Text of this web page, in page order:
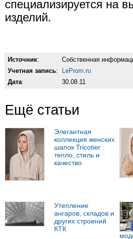
специализируется на
изделий.
Источник:
Собственная
Учетная запись:
LeProm.ru
Дата: 30.08.11
Ещё статьи
Элегантная
коллекция женских
шапок Tricotier :
тепло, стиль и
качество
Утепление
ангаров, складов и
других строений
КТК